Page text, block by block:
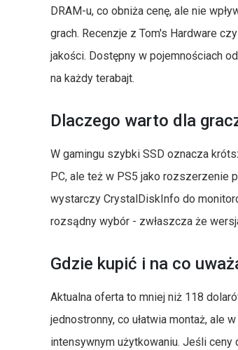
DRAM-u, co obniża cenę, ale nie
grach. Recenzje z Tom's Hardware
jakości. Dostępny w pojemnościach
na każdy terabajt.
Dlaczego warto dla
W gamingu szybki SSD oznacza
PC, ale też w PS5 jako rozszerzenie
wystarczy CrystalDiskInfo do
rozsądny wybór - zwłaszcza że
Gdzie kupić i na co
Aktualna oferta to mniej niż 118
jednostronny, co ułatwia montaż, ale
intensywnym użytkowaniu. Jeśli ceny